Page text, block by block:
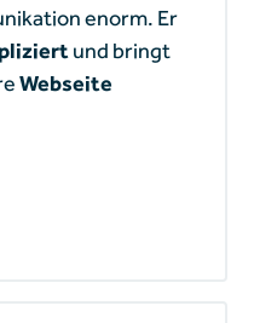
enorm. Er
und bringt
Webseite